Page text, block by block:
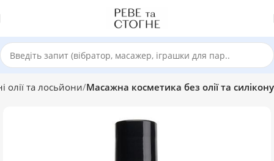
олії та лосьйони Масажна косметика без олії та силікону